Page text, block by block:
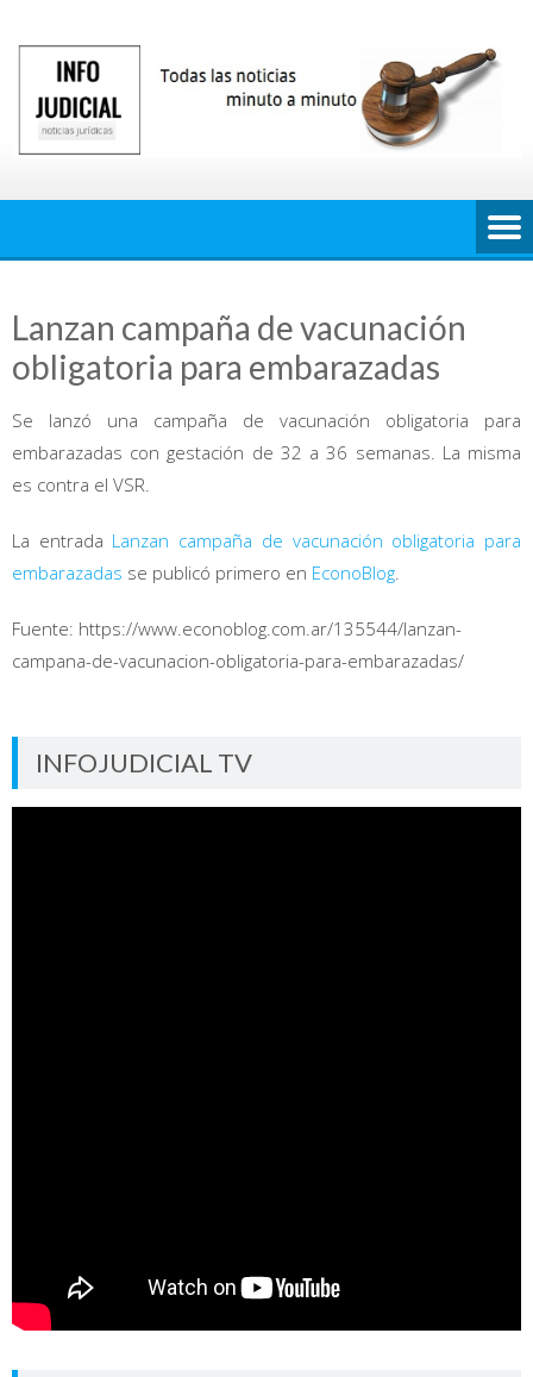
contenido
Lanzan campaña de vacunación
obligatoria para embarazadas
Se lanzó una campaña de vacunación obligatoria para
embarazadas con gestación de 32 a 36 semanas. La misma
es contra el VSR.
La entrada Lanzan campaña de vacunación obligatoria para
embarazadas se publicó primero en EconoBlog
Fuente: https://www.econoblog.com.ar/135544/lanzan-
campana-de-vacunacion-obligatoria-para-embarazadas/
INFOJUDICIAL TV